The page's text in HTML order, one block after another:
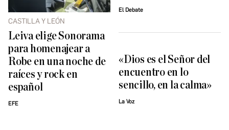
CASTILLA Y LEÓN
Leiva elige Sonorama
para homenajear a
Robe en una noche de
raíces y rock en
español
EFE
El Debate
«Dios es el Señor del
encuentro en lo
sencillo, en la calma»
La Voz